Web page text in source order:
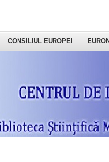
CONSILIUL EUROPEI